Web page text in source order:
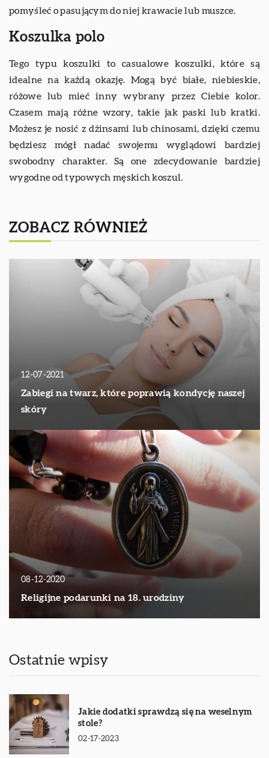
pomyśleć o pasującym do niej krawacie lub muszce.
Koszulka polo
Tego typu koszulki to casualowe koszulki, które są
idealne na każdą okazję. Mogą być białe, niebieskie,
różowe lub mieć inny wybrany przez Ciebie kolor.
Czasem mają różne wzory, takie jak paski lub kratki.
Możesz je nosić z dżinsami lub chinosami, dzięki czemu
będziesz mógł nadać swojemu wyglądowi bardziej
swobodny charakter. Są one zdecydowanie bardziej
wygodne od typowych męskich koszul.
ZOBACZ RÓWNIEŻ
12-07-2021
Zabiegi na twarz, które poprawią kondycję naszej
skóry
08-12-2020
Religijne podarunki na 18. urodziny
Ostatnie wpisy
Jakie dodatki sprawdzą się na weselnym
stole?
02-17-2023